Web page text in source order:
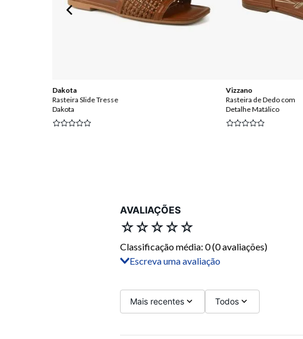
Dakota
Rasteira Slide Tresse
Dakota
Vizzano
Rasteira de Dedo com
Detalhe Matálico
AVALIAÇÕES
☆☆☆☆☆
Classificação média: 0(0 avaliações)
Escreva uma avaliação
Título
Avalie o produto de 1 a 5 estrelas
Mais recentes Todos